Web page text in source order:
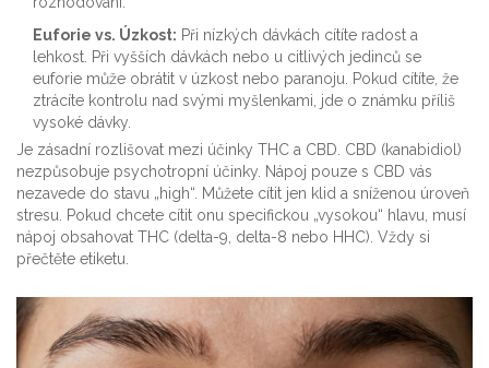
Euforie vs. Úzkost: Při nízkých dávkách cítíte radost a
lehkost. Při vyšších dávkách nebo u citlivých jedinců se
euforie může obrátit v úzkost nebo paranoju. Pokud cítíte, že
ztrácíte kontrolu nad svými myšlenkami, jde o známku příliš
vysoké dávky.
Je zásadní rozlišovat mezi účinky THC a CBD. CBD (kanabidiol)
nezpůsobuje psychotropní účinky. Nápoj pouze s CBD vás
nezavede do stavu „high“. Můžete cítit jen klid a sníženou úroveň
stresu. Pokud chcete cítit onu specifickou „vysokou“ hlavu, musí
nápoj obsahovat THC (delta-9, delta-8 nebo HHC). Vždy si
přečtěte etiketu.